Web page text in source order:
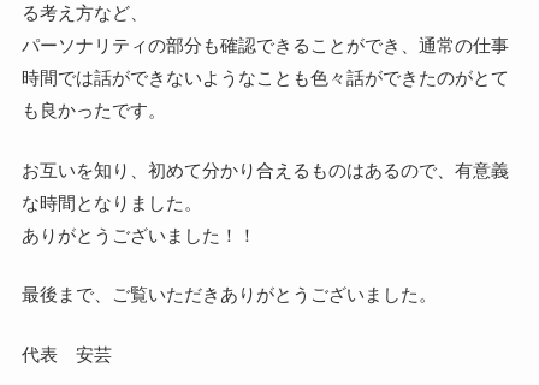
る考え方など、
パーソナリティの部分も確認できることができ、通常の仕事
時間では話ができないようなことも色々話ができたのがとて
も良かったです。
お互いを知り、初めて分かり合えるものはあるので、有意義
な時間となりました。
ありがとうございました！！
最後まで、ご覧いただきありがとうございました。
代表 安芸